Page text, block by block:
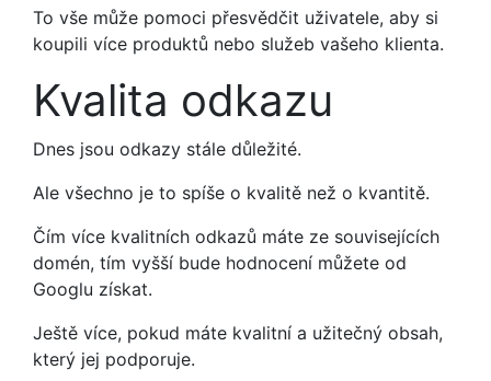
To vše může pomoci přesvědčit uživatele, aby si
koupili více produktů nebo služeb vašeho klienta.
Kvalita odkazu
Dnes jsou odkazy stále důležité.
Ale všechno je to spíše o kvalitě než o kvantitě.
Čím více kvalitních odkazů máte ze souvisejících
domén, tím vyšší bude hodnocení můžete od
Googlu získat.
Ještě více, pokud máte kvalitní a užitečný obsah,
který jej podporuje.